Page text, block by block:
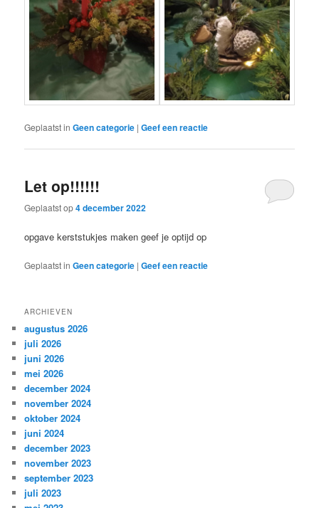
Geplaatst in Geen categorie |Geef een reactie
Let op!!!!!!
Geplaatst op4 december 2022
opgave kerststukjes maken geef je optijd op
Geplaatst in Geen categorie |Geef een reactie
ARCHIEVEN
augustus 2026
juli 2026
juni 2026
mei 2026
december 2024
november 2024
oktober 2024
juni 2024
december 2023
november 2023
september 2023
juli 2023